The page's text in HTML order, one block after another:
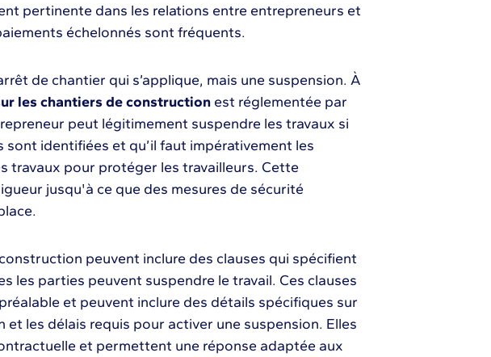
pertinente dans les relations entre entrepreneurs et
échelonnés sont fréquents.
de chantier qui s’applique, mais une suspension. À
les chantiers de construction est réglementée par
peut légitimement suspendre les travaux si
identifiées et qu’il faut impérativement les
travaux pour protéger les travailleurs. Cette
jusqu'à ce que des mesures de sécurité
peuvent inclure des clauses qui spécifient
les parties peuvent suspendre le travail. Ces clauses
et peuvent inclure des détails spécifiques sur
les délais requis pour activer une suspension. Elles
et permettent une réponse adaptée aux